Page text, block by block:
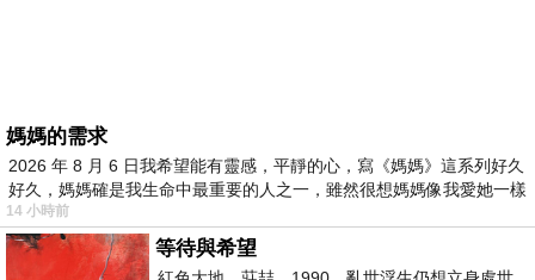
媽媽的需求
2026 年 8 月 6 日我希望能有靈感，平靜的心，寫《媽媽》這系列好久
好久，媽媽確是我生命中最重要的人之一，雖然很想媽媽像我愛她一樣
14 小時前
等待與希望